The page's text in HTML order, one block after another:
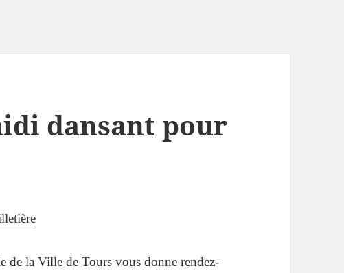
dansant pour
de la Ville de Tours vous donne rendez-